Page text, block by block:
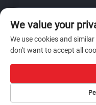
We value your
We use cookies and
don't want to accept all